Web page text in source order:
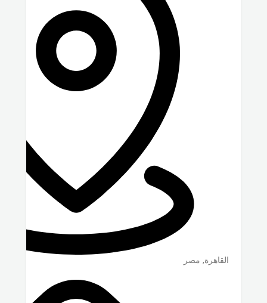
القاهرة, مصر